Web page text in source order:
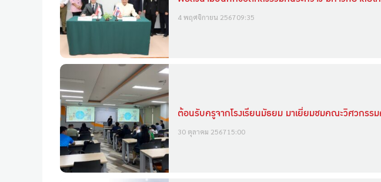
4 พฤศจิกายน 256709:35
ต้อนรับครูจากโรงเรียนมัธยม มาเยี่ยมชมคณะวิศวกรร
30 ตุลาคม 256715:00